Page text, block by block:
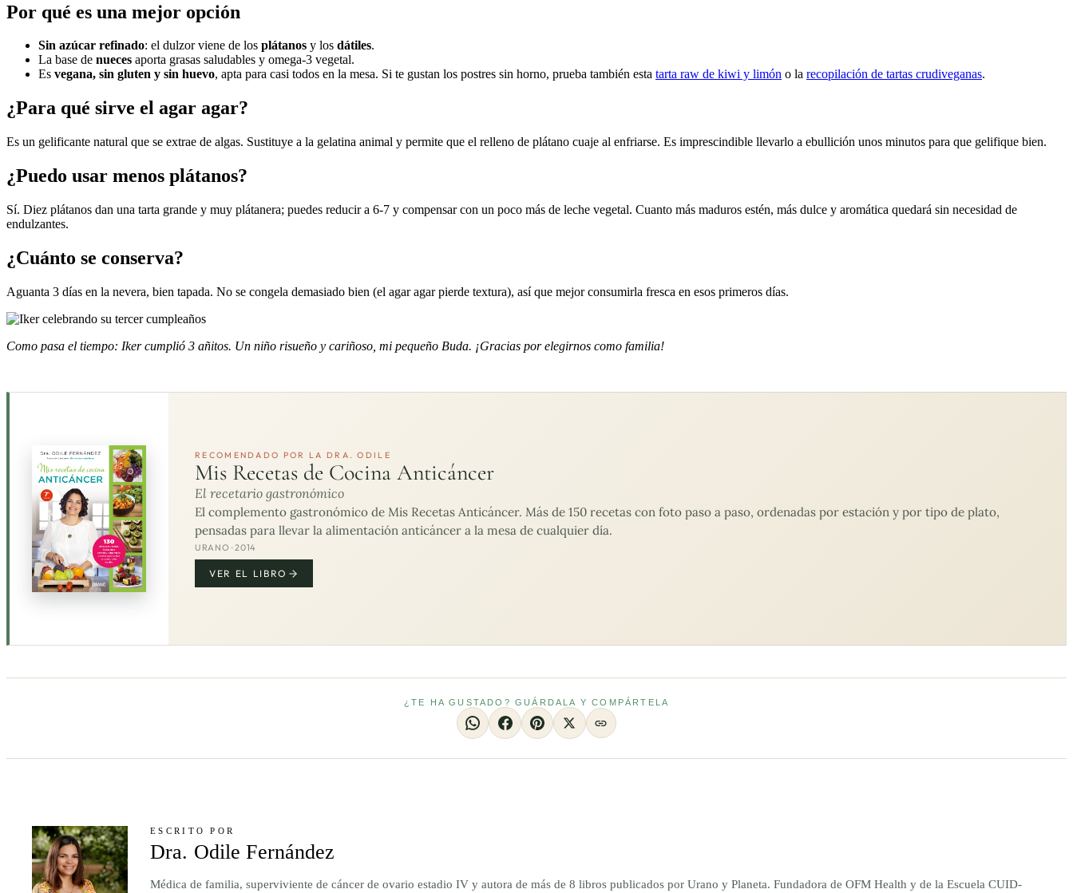
Por qué es una mejor opción
Sin azúcar refinado: el dulzor viene de los plátanos y los dátiles.
La base de nueces aporta grasas saludables y omega-3 vegetal.
Es vegana, sin gluten y sin huevo, apta para casi todos en la mesa. Si te gustan los postres sin horno, prueba también esta tarta raw de kiwi y limón o la recopilación de tartas crudiveganas.
¿Para qué sirve el agar agar?
Es un gelificante natural que se extrae de algas. Sustituye a la gelatina animal y permite que el relleno de plátano cuaje al enfriarse. Es imprescindible llevarlo a ebullición unos minutos para que gelifique bien.
¿Puedo usar menos plátanos?
Sí. Diez plátanos dan una tarta grande y muy plátanera; puedes reducir a 6-7 y compensar con un poco más de leche vegetal. Cuanto más maduros estén, más dulce y aromática quedará sin necesidad de
endulzantes.
¿Cuánto se conserva?
Aguanta 3 días en la nevera, bien tapada. No se congela demasiado bien (el agar agar pierde textura), así que mejor consumirla fresca en esos primeros días.
Como pasa el tiempo: Iker cumplió 3 añitos. Un niño risueño y cariñoso, mi pequeño Buda. ¡Gracias por elegirnos como familia!
RECOMENDADO POR LA DRA. ODILE
Mis Recetas de Cocina Anticáncer
El recetario gastronómico
El complemento gastronómico de Mis Recetas Anticáncer. Más de 150 recetas con foto paso a paso, ordenadas por estación y por tipo de plato,
pensadas para llevar la alimentación anticáncer a la mesa de cualquier día.
URANO · 2014
VER EL LIBRO
¿TE HA GUSTADO? GUÁRDALA Y COMPÁRTELA
ESCRITO POR
Dra. Odile Fernández
Médica de familia, superviviente de cáncer de ovario estadio IV y autora de más de 8 libros publicados por Urano y Planeta. Fundadora de OFM Health y de la Escuela CUID-